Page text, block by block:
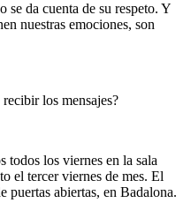
se da cuenta de su respeto. Y
nuestras emociones, son
los mensajes?
todos los viernes en la sala
el tercer viernes de mes. El
puertas abiertas, en Badalona.